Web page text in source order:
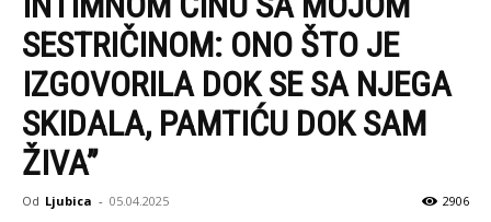
SESTRIČINOM: ONO ŠTO JE
IZGOVORILA DOK SE SA NJEGA
SKIDALA, PAMTIĆU DOK SAM
ŽIVA”
Od Ljubica - 05.04.2025 2906